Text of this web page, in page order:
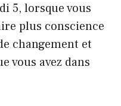
5, lorsque vous
plus conscience
changement et
vous avez dans